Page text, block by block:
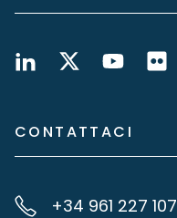
CONTATTACI
+34 961 227 107